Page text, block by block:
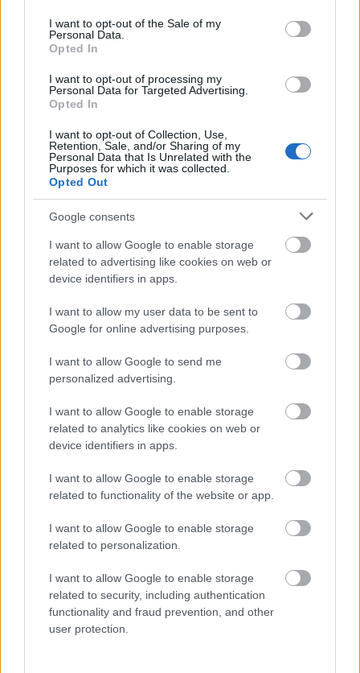
consent section.
I want to opt-out of the Sale of my
Personal Data.
Opted In
I want to opt-out of processing my
Personal Data for Targeted Advertising.
Opted In
I want to opt-out of Collection, Use,
Retention, Sale, and/or Sharing of my
Personal Data that Is Unrelated with the
Purposes for which it was collected.
Opted Out
Google consents
I want to allow Google to enable storage
related to advertising like cookies on web or
device identifiers in apps.
I want to allow my user data to be sent to
Google for online advertising purposes.
I want to allow Google to send me
personalized advertising.
I want to allow Google to enable storage
related to analytics like cookies on web or
device identifiers in apps.
I want to allow Google to enable storage
related to functionality of the website or app.
I want to allow Google to enable storage
related to personalization.
I want to allow Google to enable storage
related to security, including authentication
functionality and fraud prevention, and other
user protection.
WebP(1.4 MB)
JPEG(4 MB)
Komisch groot formaat(1,048,576 x
699,051)
Nog steeds aan het uploaden... ;-)
Beschrijving afbeelding
De afbeelding toont een weidse, anime-achtige
fanart-scène, gezien vanuit een verheven, verhoogd
isometrisch perspectief. Het legt de schaal en
spanning vast van een gevecht diep in de Deeproot
Depths van Elden Ring. Vanuit dit hogere standpunt
opent de omgeving zich tot een uitgestrekt
ondergronds bassin, gevormd door oeroude stenen
en enorme, verstrengelde boomwortels die zich als
een versteend bos door de grot uitstrekken. Het
kleurenpalet wordt gedomineerd door gedempte
blauwen, grijzen en paarsen, wat de setting een
koude, tijdloze uitstraling geeft, terwijl dwarrelende
verzachten en diepte aan de compositie toevoegen.
Fortissax het bovenste gedeelte van het beeld,
zwevend in de lucht. De immense vleugels van de
spanwijdte benadrukt zijn kolossale omvang en
versterkt zijn identiteit als een ware vliegende
draak in plaats van een tegenstander op de grond.
Zijn lichaam oogt verrot en oud, met gebarsten